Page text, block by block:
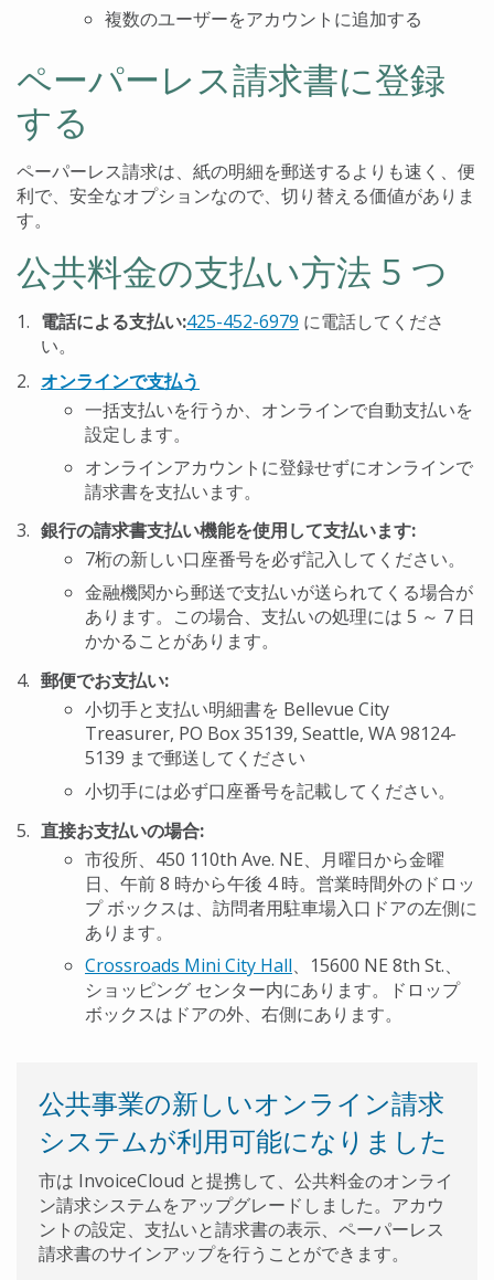
複数のユーザーをアカウントに追加する
ペーパーレス請求書に登録
する
ペーパーレス請求は、紙の明細を郵送するよりも速く、便
利で、安全なオプションなので、切り替える価値がありま
す。
公共料金の支払い方法 5 つ
電話による支払い:425-452-6979 に電話してくださ
い。
オンラインで支払う
一括支払いを行うか、オンラインで自動支払いを
設定します。
オンラインアカウントに登録せずにオンラインで
請求書を支払います。
銀行の請求書支払い機能を使用して支払います:
7桁の新しい口座番号を必ず記入してください。
金融機関から郵送で支払いが送られてくる場合が
あります。この場合、支払いの処理には 5 ～ 7 日
かかることがあります。
郵便でお支払い:
小切手と支払い明細書を Bellevue City
Treasurer, PO Box 35139, Seattle, WA 98124-
5139 まで郵送してください
小切手には必ず口座番号を記載してください。
直接お支払いの場合:
市役所、450 110th Ave. NE、月曜日から金曜
日、午前 8 時から午後 4 時。営業時間外のドロッ
プ ボックスは、訪問者用駐車場入口ドアの左側に
あります。
Crossroads Mini City Hall、15600 NE 8th St.、
ショッピング センター内にあります。ドロップ
ボックスはドアの外、右側にあります。
公共事業の新しいオンライン請求
システムが利用可能になりました
市は InvoiceCloud と提携して、公共料金のオンライ
ン請求システムをアップグレードしました。アカウ
ントの設定、支払いと請求書の表示、ペーパーレス
請求書のサインアップを行うことができます。